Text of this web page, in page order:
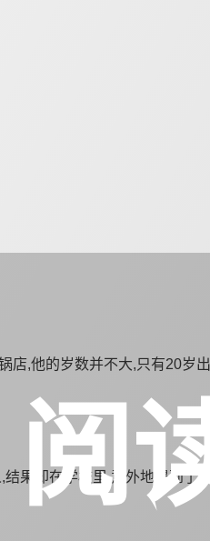
店,他的岁数并不大,只有20岁
果却在学校里,意外地遇到
阅